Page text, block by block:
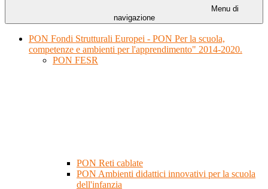
Menu di
navigazione
PON Fondi Strutturali Europei - PON Per la scuola,
competenze e ambienti per l'apprendimento" 2014-2020.
PON FESR
PON Reti cablate
PON Ambienti didattici innovativi per la scuola
dell'infanzia